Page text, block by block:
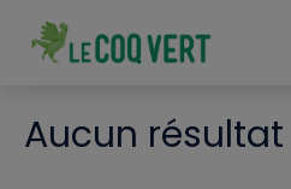
Aucun résultat